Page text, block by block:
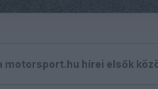
motorsport.hu hírei elsők